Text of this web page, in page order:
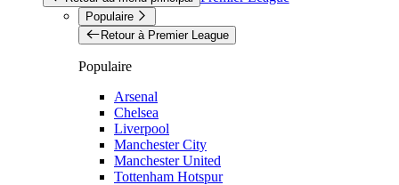
Populaire
Retour à Premier League
Populaire
Arsenal
Chelsea
Liverpool
Manchester City
Manchester United
Tottenham Hotspur